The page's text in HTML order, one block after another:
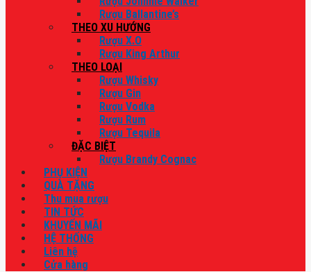
Rượu Ballantine’s
THEO XU HƯỚNG
Rượu X.O
Rượu King Arthur
THEO LOẠI
Rượu Whisky
Rượu Gin
Rượu Vodka
Rượu Rum
Rượu Tequila
ĐẶC BIỆT
Rượu Brandy Cognac
PHỤ KIỆN
QUÀ TẶNG
Thu mua rượu
TIN TỨC
KHUYẾN MÃI
HỆ THỐNG
Liên hệ
Cửa hàng